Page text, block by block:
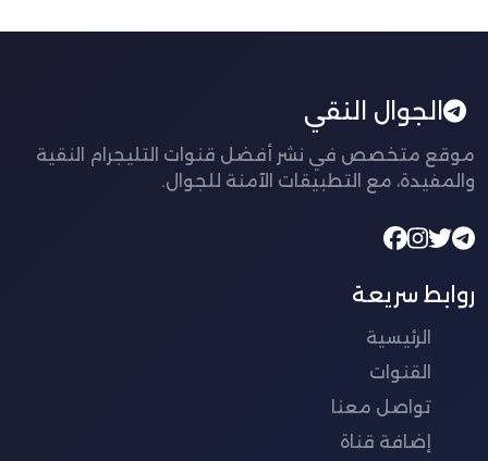
الجوال النقي
موقع متخصص في نشر أفضل قنوات التليجرام النقية
والمفيدة، مع التطبيقات الآمنة للجوال.
روابط سريعة
الرئيسية
القنوات
تواصل معنا
إضافة قناة